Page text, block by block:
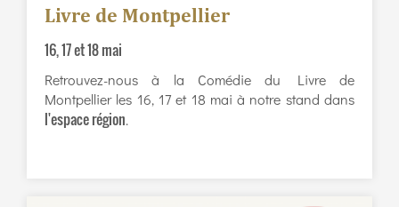
Livre de Montpellier
16, 17 et 18 mai
Retrouvez-nous à la Comédie du Livre de
Montpellier les 16, 17 et 18 mai à notre stand dans
l'espace région.